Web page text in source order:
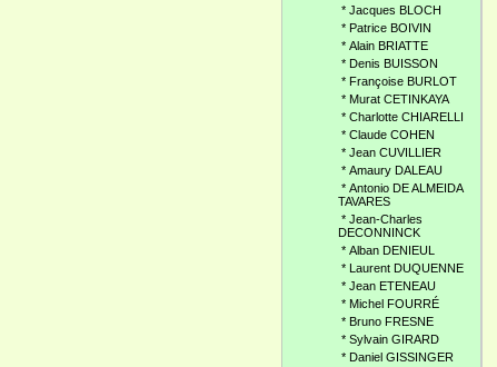
* Jacques BLOCH
* Patrice BOIVIN
* Alain BRIATTE
* Denis BUISSON
* Françoise BURLOT
* Murat CETINKAYA
* Charlotte CHIARELLI
* Claude COHEN
* Jean CUVILLIER
* Amaury DALEAU
* Antonio DE ALMEIDA
TAVARES
* Jean-Charles
DECONNINCK
* Alban DENIEUL
* Laurent DUQUENNE
* Jean ETENEAU
* Michel FOURRÉ
* Bruno FRESNE
* Sylvain GIRARD
* Daniel GISSINGER